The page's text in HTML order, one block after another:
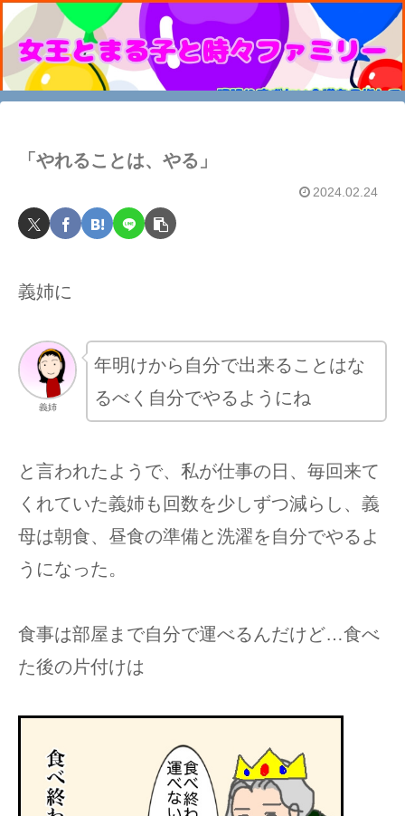
「やれることは、やる」
2024.02.24
義姉に
義姉
年明けから自分で出来ることはな
るべく自分でやるようにね
と言われたようで、私が仕事の日、毎回来て
くれていた義姉も回数を少しずつ減らし、義
母は朝食、昼食の準備と洗濯を自分でやるよ
うになった。
食事は部屋まで自分で運べるんだけど…食べ
た後の片付けは